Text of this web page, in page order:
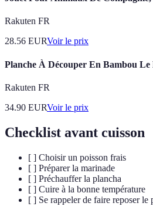
Rakuten FR
28.56 EURVoir le prix
Planche À Découper En Bambou
Rakuten FR
34.90 EURVoir le prix
Checklist avant cuisson
[ ] Choisir un poisson frais
[ ] Préparer la marinade
[ ] Préchauffer la plancha
[ ] Cuire à la bonne température
[ ] Se rappeler de faire reposer le